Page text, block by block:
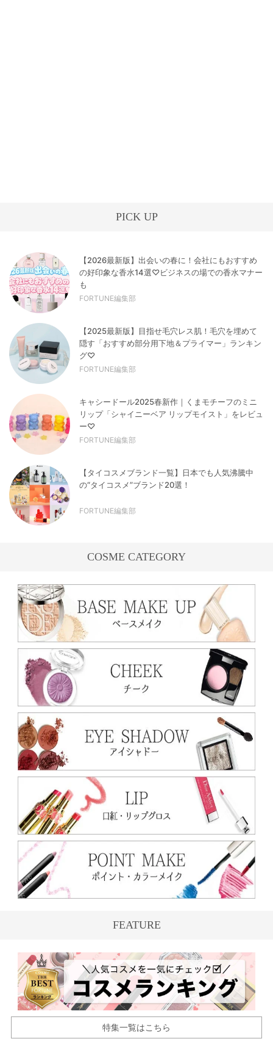
PICK UP
【2026最新版】出会いの春に！会社にもおすすめ
の好印象な香水14選♡ビジネスの場での香水マナー
も
FORTUNE編集部
【2025最新版】目指せ毛穴レス肌！毛穴を埋めて
隠す「おすすめ部分用下地＆プライマー」ランキン
グ♡
FORTUNE編集部
キャシードール2025春新作｜くまモチーフのミニ
リップ「シャイニーベア リップモイスト」をレビュ
ー♡
FORTUNE編集部
【タイコスメブランド一覧】日本でも人気沸騰中
の“タイコスメ”ブランド20選！
FORTUNE編集部
COSME CATEGORY
FEATURE
特集一覧はこちら